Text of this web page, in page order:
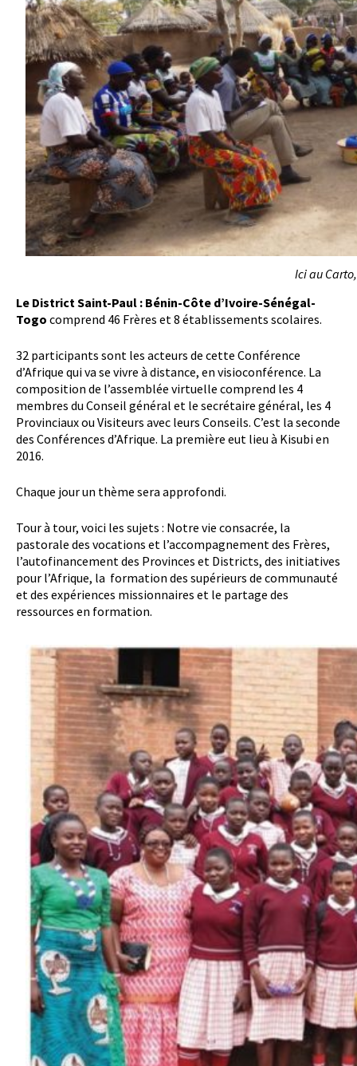
Ici au
Le District Saint-Paul : Bénin-Côte d’Ivoire-Sénégal-
Togo comprend 46 Frères et 8 établissements scolaires.
32 participants sont les acteurs de cette Conférence
d’Afrique qui va se vivre à distance, en visioconférence. La
composition de l’assemblée virtuelle comprend les 4
membres du Conseil général et le secrétaire général, les 4
Provinciaux ou Visiteurs avec leurs Conseils. C’est la seconde
des Conférences d’Afrique. La première eut lieu à Kisubi en
2016.
Chaque jour un thème sera approfondi.
Tour à tour, voici les sujets : Notre vie consacrée, la
pastorale des vocations et l’accompagnement des Frères,
l’autofinancement des Provinces et Districts, des initiatives
pour l’Afrique, la formation des supérieurs de communauté
et des expériences missionnaires et le partage des
ressources en formation.